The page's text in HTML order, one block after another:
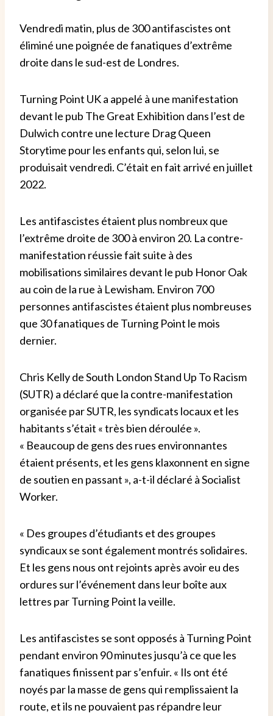
Vendredi matin, plus de 300 antifascistes ont
éliminé une poignée de fanatiques d’extrême
droite dans le sud-est de Londres.
Turning Point UK a appelé à une manifestation
devant le pub The Great Exhibition dans l’est de
Dulwich contre une lecture Drag Queen
Storytime pour les enfants qui, selon lui, se
produisait vendredi. C’était en fait arrivé en juillet
2022.
Les antifascistes étaient plus nombreux que
l’extrême droite de 300 à environ 20. La contre-
manifestation réussie fait suite à des
mobilisations similaires devant le pub Honor Oak
au coin de la rue à Lewisham. Environ 700
personnes antifascistes étaient plus nombreuses
que 30 fanatiques de Turning Point le mois
dernier.
Chris Kelly de South London Stand Up To Racism
(SUTR) a déclaré que la contre-manifestation
organisée par SUTR, les syndicats locaux et les
habitants s’était « très bien déroulée ».
« Beaucoup de gens des rues environnantes
étaient présents, et les gens klaxonnent en signe
de soutien en passant », a-t-il déclaré à Socialist
Worker.
« Des groupes d’étudiants et des groupes
syndicaux se sont également montrés solidaires.
Et les gens nous ont rejoints après avoir eu des
ordures sur l’événement dans leur boîte aux
lettres par Turning Point la veille.
Les antifascistes se sont opposés à Turning Point
pendant environ 90 minutes jusqu’à ce que les
fanatiques finissent par s’enfuir. « Ils ont été
noyés par la masse de gens qui remplissaient la
route, et ils ne pouvaient pas répandre leur